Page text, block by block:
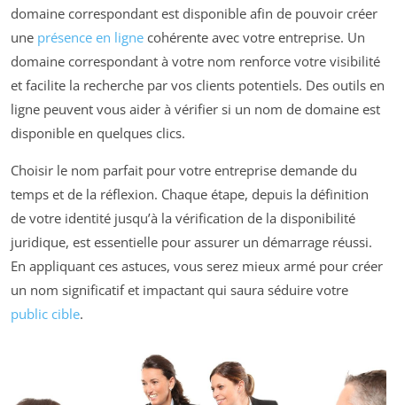
domaine correspondant est disponible afin de pouvoir créer
une présence en ligne cohérente avec votre entreprise. Un
domaine correspondant à votre nom renforce votre visibilité
et facilite la recherche par vos clients potentiels. Des outils en
ligne peuvent vous aider à vérifier si un nom de domaine est
disponible en quelques clics.
Choisir le nom parfait pour votre entreprise demande du
temps et de la réflexion. Chaque étape, depuis la définition
de votre identité jusqu’à la vérification de la disponibilité
juridique, est essentielle pour assurer un démarrage réussi.
En appliquant ces astuces, vous serez mieux armé pour créer
un nom significatif et impactant qui saura séduire votre
public cible.